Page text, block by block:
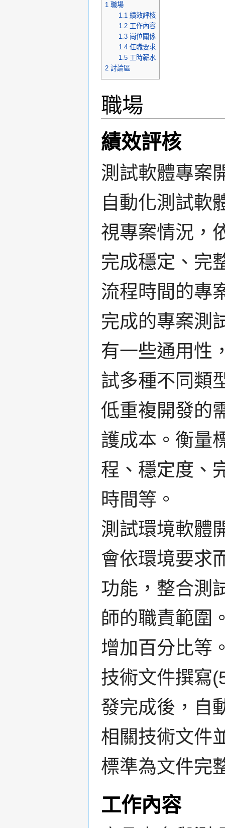
1 職場
1.1 績效評核
1.2 工作內容
1.3 崗位關係
1.4 任職要求
1.5 工時薪水
2 討論區
職場
績效評核
測試軟體專案
自動化測試軟
視專案情況，
完成穩定、完
流程時間的專
完成的專案測
有一些通用性
試多種不同類
低重複開發的
護成本。衡量
程、穩定度、
時間等。
測試環境軟體
會依環境要求
功能，整合測
師的職責範圍
增加百分比等
技術文件撰寫
發完成後，自
相關技術文件
標準為文件完
工作內容